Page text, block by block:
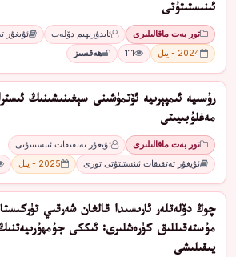
ئىنىستىتۇتى
تور بەت ماقالىلىرى ئابدۇرېھىم دۆلەت
ئۇيغۇر
2024 - يىل
111 ھەقسىز
رۇسىيە ئىمپېرىيە ئۆتمۈشىنى سېغىنىشىنىڭ
مەغلۇبىيىتى
تور بەت ماقالىلىرى
ئۇيغۇر تەتقىقات ئىنستىتۇتى
ئۇيغۇر تەتقىقات ئىنستىتۇتى تورى
2025 - يىل
چوڭ دۆلەتلەر ئارىسىدا قالغان شەرقىي
مۇستەقىللىق كۈرەشلىرى: ئىككى
يىقىلىشى